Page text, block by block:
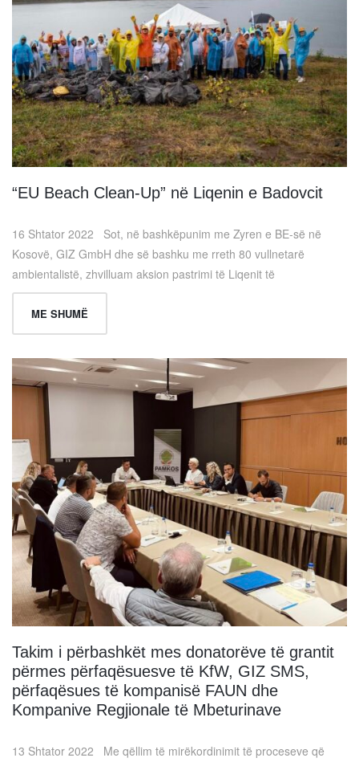
“EU Beach Clean-Up” në Liqenin e Badovcit
16 Shtator 2022 Sot, në bashkëpunim me Zyren e BE-së në
Kosovë, GIZ GmbH dhe së bashku me rreth 80 vullnetarë
ambientalistë, zhvilluam aksion pastrimi të Liqenit të
ME SHUMË
Takim i përbashkët mes donatorëve të grantit
përmes përfaqësuesve të KfW, GIZ SMS,
përfaqësues të kompanisë FAUN dhe
Kompanive Regjionale të Mbeturinave
13 Shtator 2022 Me qëllim të mirëkordinimit të proceseve që